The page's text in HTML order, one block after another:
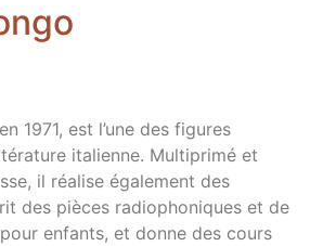
1971, est l’une des figures
italienne. Multiprimé et
il réalise également des
des pièces radiophoniques et de
enfants, et donne des cours